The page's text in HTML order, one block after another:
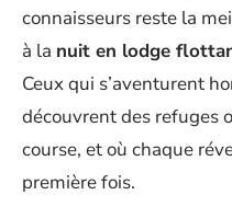
connaisseurs reste la
à la nuit en lodge
Ceux qui s’aventurent
découvrent des refuges
course, et où chaque
première fois.